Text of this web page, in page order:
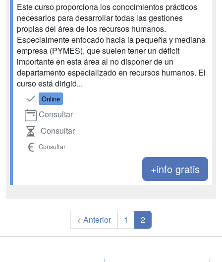
Este curso proporciona los conocimientos prácticos
necesarios para desarrollar todas las gestiones
propias del área de los recursos humanos.
Especialmente enfocado hacia la pequeña y mediana
empresa (PYMES), que suelen tener un déficit
importante en esta área al no disponer de un
departamento especializado en recursos humanos. El
curso está dirigid...
Online
Consultar
Consultar
Consultar
+info gratis
< Anterior 1 2